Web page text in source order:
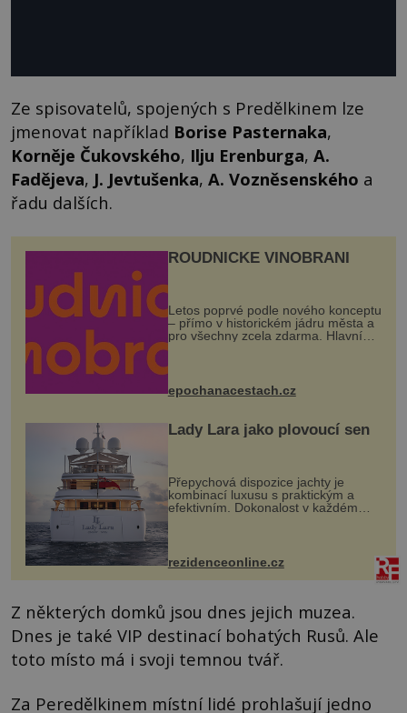
Ze spisovatelů, spojených s Predělkinem lze
jmenovat například Borise Pasternaka,
Korněje Čukovského, Ilju Erenburga, A.
Fadějeva, J. Jevtušenka, A. Vozněsenského a
řadu dalších.
ROUDNICKÉ VINOBRANÍ
Letos poprvé podle nového konceptu
– přímo v historickém jádru města a
pro všechny zcela zdarma. Hlavní
program se odehraje na Karlově a
mohou těšit na víno, burčák, pes...
epochanacestach.cz
Lady Lara jako plovoucí sen
Přepychová dispozice jachty je
kombinací luxusu s praktickým a
efektivním. Dokonalost v každém
detailu představuje značka Fendi
Casa, kterou byly vybaveny její
paluby. Monacký přístav nabízí
každoročn...
rezidenceonline.cz
Z některých domků jsou dnes jejich muzea.
Dnes je také VIP destinací bohatých Rusů. Ale
toto místo má i svoji temnou tvář.
Za Peredělkinem místní lidé prohlašují jedno